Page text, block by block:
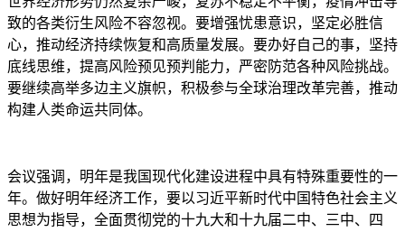
致的各类衍生风险不容忽视。要增强忧患意识，坚定必胜信
心，推动经济持续恢复和高质量发展。要办好自己的事，坚持
底线思维，提高风险预见预判能力，严密防范各种风险挑战。
要继续高举多边主义旗帜，积极参与全球治理改革完善，推动
构建人类命运共同体。
会议强调，明年是我国现代化建设进程中具有特殊重要性的一
年。做好明年经济工作，要以习近平新时代中国特色社会主义
思想为指导，全面贯彻党的十九大和十九届二中、三中、四